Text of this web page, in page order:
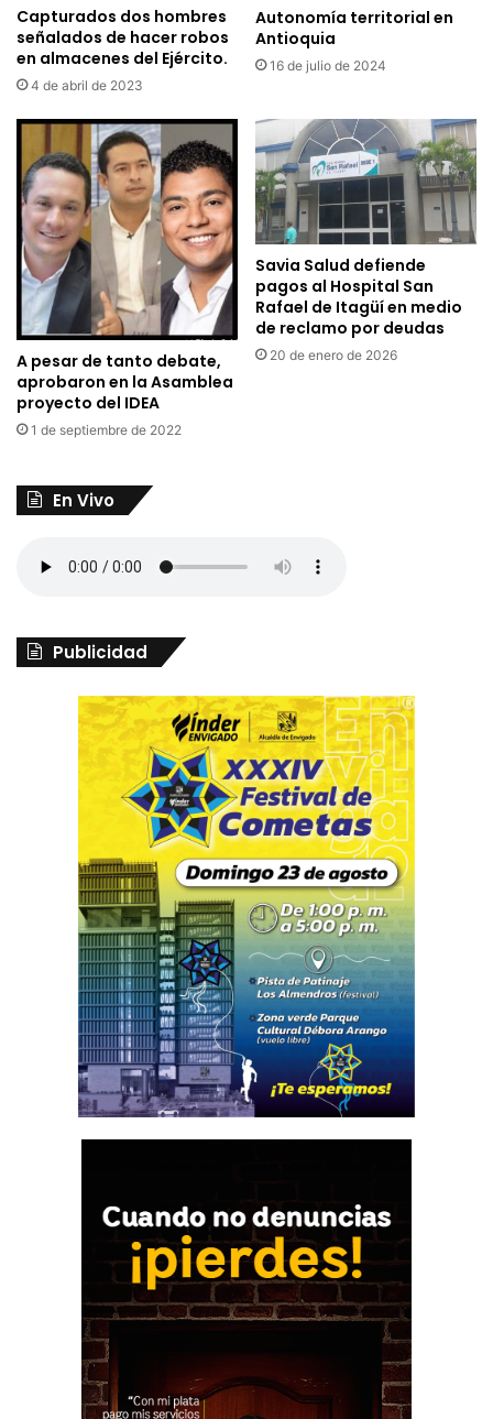
Capturados dos hombres
señalados de hacer robos
en almacenes del Ejército.
4 de abril de 2023
Autonomía territorial en
Antioquia
16 de julio de 2024
A pesar de tanto debate,
aprobaron en la Asamblea
proyecto del IDEA
1 de septiembre de 2022
Savia Salud defiende
pagos al Hospital San
Rafael de Itagüí en medio
de reclamo por deudas
20 de enero de 2026
En Vivo
Publicidad